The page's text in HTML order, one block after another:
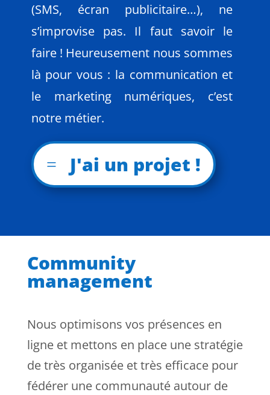
(SMS, écran publicitaire…), ne
s’improvise pas. Il faut savoir le
faire ! Heureusement nous sommes
là pour vous : la communication et
le marketing numériques, c’est
notre métier.
J'ai un projet !
Community
management
Nous optimisons vos présences en
ligne et mettons en place une stratégie
de très organisée et très efficace pour
fédérer une communauté autour de